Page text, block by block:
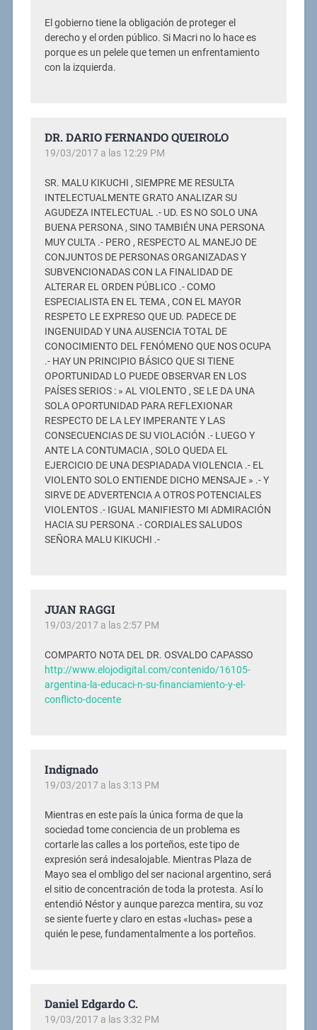
El gobierno tiene la obligación de proteger el
derecho y el orden público. Si Macri no lo hace es
porque es un pelele que temen un enfrentamiento
con la izquierda.
DR. DARIO FERNANDO QUEIROLO
19/03/2017 a las 12:29 PM
SR. MALU KIKUCHI , SIEMPRE ME RESULTA
INTELECTUALMENTE GRATO ANALIZAR SU
AGUDEZA INTELECTUAL .- UD. ES NO SOLO UNA
BUENA PERSONA , SINO TAMBIÉN UNA PERSONA
MUY CULTA .- PERO , RESPECTO AL MANEJO DE
CONJUNTOS DE PERSONAS ORGANIZADAS Y
SUBVENCIONADAS CON LA FINALIDAD DE
ALTERAR EL ORDEN PÚBLICO .- COMO
ESPECIALISTA EN EL TEMA , CON EL MAYOR
RESPETO LE EXPRESO QUE UD. PADECE DE
INGENUIDAD Y UNA AUSENCIA TOTAL DE
CONOCIMIENTO DEL FENÓMENO QUE NOS OCUPA
.- HAY UN PRINCIPIO BÁSICO QUE SI TIENE
OPORTUNIDAD LO PUEDE OBSERVAR EN LOS
PAÍSES SERIOS : » AL VIOLENTO , SE LE DA UNA
SOLA OPORTUNIDAD PARA REFLEXIONAR
RESPECTO DE LA LEY IMPERANTE Y LAS
CONSECUENCIAS DE SU VIOLACIÓN .- LUEGO Y
ANTE LA CONTUMACIA , SOLO QUEDA EL
EJERCICIO DE UNA DESPIADADA VIOLENCIA .- EL
VIOLENTO SOLO ENTIENDE DICHO MENSAJE » .- Y
SIRVE DE ADVERTENCIA A OTROS POTENCIALES
VIOLENTOS .- IGUAL MANIFIESTO MI ADMIRACIÓN
HACIA SU PERSONA .- CORDIALES SALUDOS
SEÑORA MALU KIKUCHI .-
JUAN RAGGI
19/03/2017 a las 2:57 PM
COMPARTO NOTA DEL DR. OSVALDO CAPASSO
http://www.elojodigital.com/contenido/16105-
argentina-la-educaci-n-su-financiamiento-y-el-
conflicto-docente
Indignado
19/03/2017 a las 3:13 PM
Mientras en este país la única forma de que la
sociedad tome conciencia de un problema es
cortarle las calles a los porteños, este tipo de
expresión será indesalojable. Mientras Plaza de
Mayo sea el ombligo del ser nacional argentino, será
el sitio de concentración de toda la protesta. Así lo
entendió Néstor y aunque parezca mentira, su voz
se siente fuerte y claro en estas «luchas» pese a
quién le pese, fundamentalmente a los porteños.
Daniel Edgardo C.
19/03/2017 a las 3:32 PM